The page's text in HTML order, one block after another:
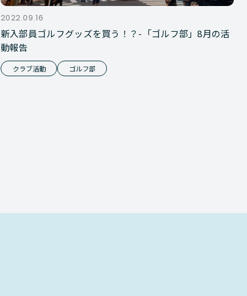
2022.09.16
新入部員ゴルフグッズを買う！？-「ゴルフ部」8月の活
動報告
クラブ活動 ゴルフ部